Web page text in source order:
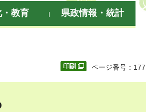
・教育 県政情報・統計
ページ番号：